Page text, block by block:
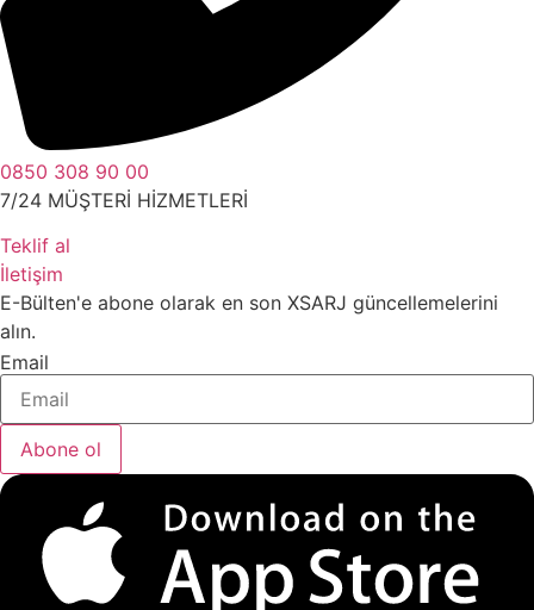
0850 308 90 00
7/24 MÜŞTERİ HİZMETLERİ
Teklif al
İletişim
E-Bülten'e abone olarak en son XSARJ güncellemelerini
alın.
Email
Abone ol